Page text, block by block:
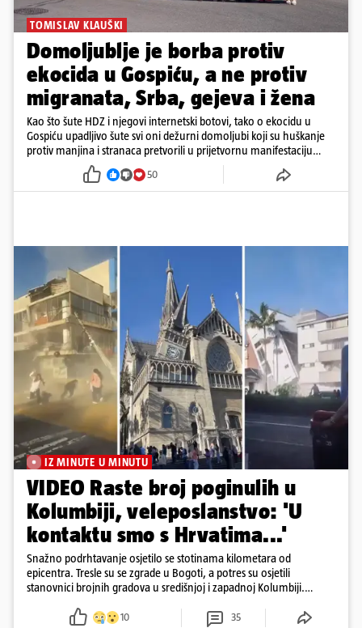
TOMISLAV KLAUŠKI
Domoljublje je borba protiv
ekocida u Gospiću, a ne protiv
migranata, Srba, gejeva i žena
Kao što šute HDZ i njegovi internetski botovi, tako o ekocidu u
Gospiću upadljivo šute svi oni dežurni domoljubi koji su huškanje
protiv manjina i stranaca pretvorili u prijetvornu manifestaciju
ljubavi prema domovini.
50
IZ MINUTE U MINUTU
VIDEO Raste broj poginulih u
Kolumbiji, veleposlanstvo: 'U
kontaktu smo s Hrvatima...'
Snažno podrhtavanje osjetilo se stotinama kilometara od
epicentra. Tresle su se zgrade u Bogoti, a potres su osjetili
stanovnici brojnih gradova u središnjoj i zapadnoj Kolumbiji.
10 35